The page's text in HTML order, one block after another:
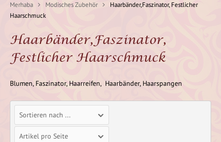
Merhaba Modisches Zubehör
Haarbänder,Faszinator, Festlicher
Haarschmuck
Haarbänder,Faszinator,
Festlicher Haarschmuck
Blumen, Faszinator, Haarreifen, Haarbänder, Haarspangen
Sortieren nach ...
Artikel pro Seite